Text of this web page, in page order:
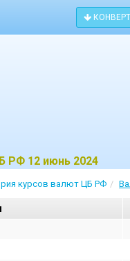
РФ 12 июнь 2024
курсов валют ЦБ РФ